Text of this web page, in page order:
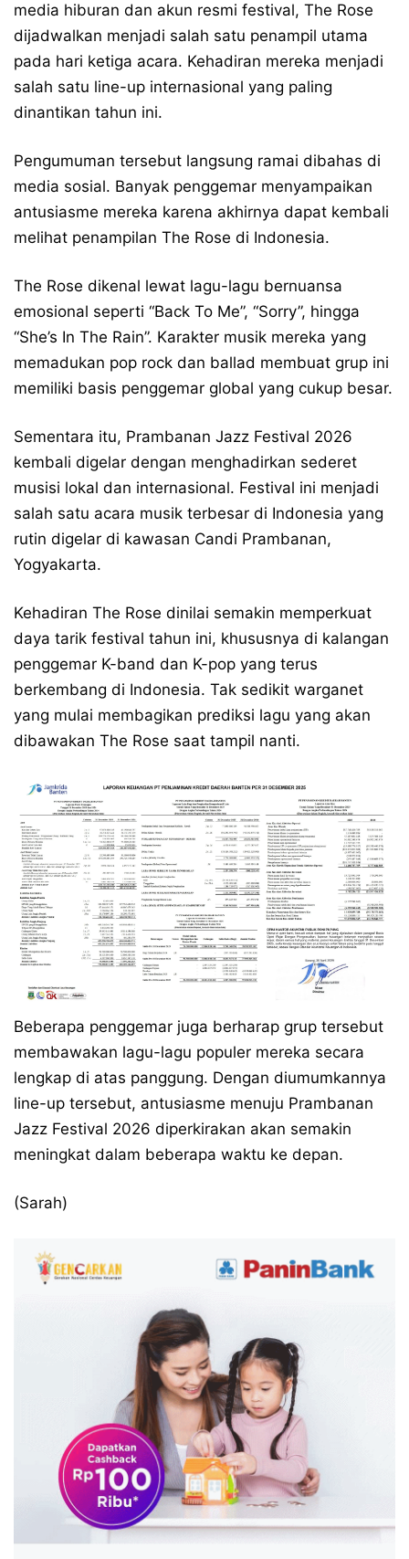
media hiburan dan akun resmi festival, The Rose
dijadwalkan menjadi salah satu penampil utama
pada hari ketiga acara. Kehadiran mereka menjadi
salah satu line-up internasional yang paling
dinantikan tahun ini.
Pengumuman tersebut langsung ramai dibahas di
media sosial. Banyak penggemar menyampaikan
antusiasme mereka karena akhirnya dapat kembali
melihat penampilan The Rose di Indonesia.
The Rose dikenal lewat lagu-lagu bernuansa
emosional seperti “Back To Me”, “Sorry”, hingga
“She’s In The Rain”. Karakter musik mereka yang
memadukan pop rock dan ballad membuat grup ini
memiliki basis penggemar global yang cukup besar.
Sementara itu, Prambanan Jazz Festival 2026
kembali digelar dengan menghadirkan sederet
musisi lokal dan internasional. Festival ini menjadi
salah satu acara musik terbesar di Indonesia yang
rutin digelar di kawasan Candi Prambanan,
Yogyakarta.
Kehadiran The Rose dinilai semakin memperkuat
daya tarik festival tahun ini, khususnya di kalangan
penggemar K-band dan K-pop yang terus
berkembang di Indonesia. Tak sedikit warganet
yang mulai membagikan prediksi lagu yang akan
dibawakan The Rose saat tampil nanti.
Beberapa penggemar juga berharap grup tersebut
membawakan lagu-lagu populer mereka secara
lengkap di atas panggung. Dengan diumumkannya
line-up tersebut, antusiasme menuju Prambanan
Jazz Festival 2026 diperkirakan akan semakin
meningkat dalam beberapa waktu ke depan.
(Sarah)